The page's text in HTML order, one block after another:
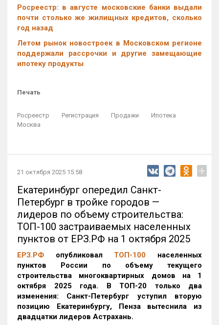
Росреестр: в августе московские банки выдали
почти столько же жилищных кредитов, сколько
год назад
Летом рынок новостроек в Московском регионе
поддержали рассрочки и другие замещающие
ипотеку продукты
Печать
Росреестр Регистрация Продажи
Ипотека
Москва
21 октября 2025 15:58 +
Екатеринбург опередил Санкт-
Петербург в тройке городов —
лидеров по объему строительства:
ТОП-100 застраиваемых населенных
пунктов от ЕРЗ.РФ на 1 октября 2025
ЕРЗ.РФ опубликовал ТОП-100 населенных
пунктов России по объему текущего
строительства многоквартирных домов на 1
октября 2025 года. В ТОП-20 только два
изменения: Санкт-Петербург уступил вторую
позицию Екатеринбургу, Пенза вытеснила из
двадцатки лидеров Астрахань.